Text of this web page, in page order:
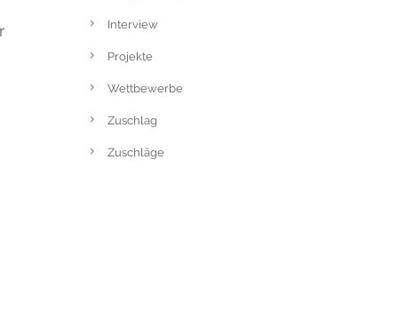
Interview
Projekte
Wettbewerbe
Zuschlag
Zuschläge